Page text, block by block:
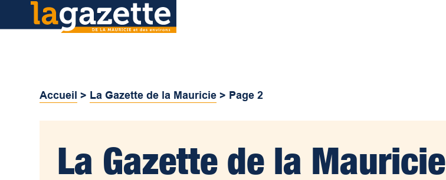
Accueil > La Gazette de la Mauricie > Page 2
La Gazette de la Mauricie